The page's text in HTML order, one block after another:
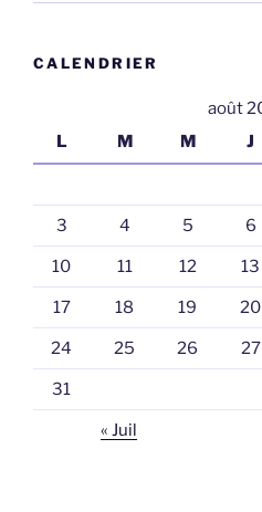
CALENDRIER
août
L
M M J
3 4 5 6
10 11 12 13
17 18 19 20
24 25 26 27
31
« Juil